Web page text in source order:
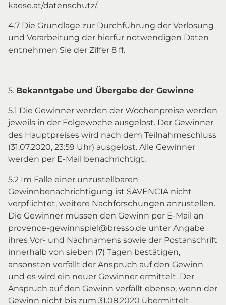
kaese.at/datenschutz/.
4.7 Die Grundlage zur Durchführung der Verlosung
und Verarbeitung der hierfür notwendigen Daten
entnehmen Sie der Ziffer 8 ff.
5. Bekanntgabe und Übergabe der Gewinne
5.1 Die Gewinner werden der Wochenpreise werden
jeweils in der Folgewoche ausgelost. Der Gewinner
des Hauptpreises wird nach dem Teilnahmeschluss
(31.07.2020, 23:59 Uhr) ausgelost. Alle Gewinner
werden per E-Mail benachrichtigt.
5.2 Im Falle einer unzustellbaren
Gewinnbenachrichtigung ist SAVENCIA nicht
verpflichtet, weitere Nachforschungen anzustellen.
Die Gewinner müssen den Gewinn per E-Mail an
provence-gewinnspiel@bresso.de unter Angabe
ihres Vor- und Nachnamens sowie der Postanschrift
innerhalb von sieben (7) Tagen bestätigen,
ansonsten verfällt der Anspruch auf den Gewinn
und es wird ein neuer Gewinner ermittelt. Der
Anspruch auf den Gewinn verfällt ebenso, wenn der
Gewinn nicht bis zum 31.08.2020 übermittelt